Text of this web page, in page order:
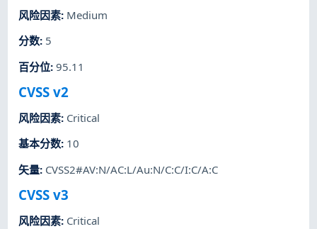
风险因素: Medium
分数: 5
百分位:95.11
CVSS v2
风险因素: Critical
基本分数: 10
矢量: CVSS2#AV:N/AC:L/Au:N/C:C/I:C/A:C
CVSS v3
风险因素: Critical